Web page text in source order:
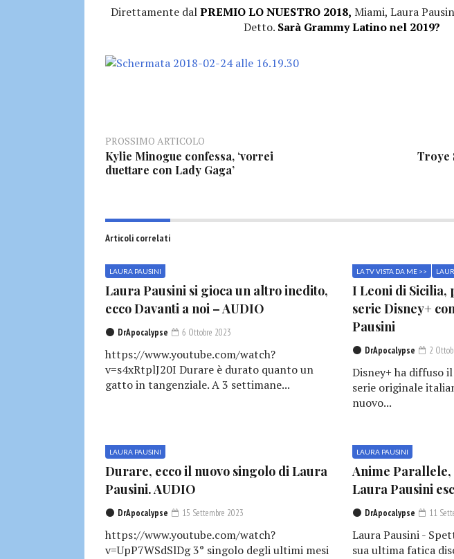
Direttamente dalPREMIO LO NUESTRO 2018, Miami, Laura
Detto. Sarà Grammy Latino nel 2019?
PROSSIMO ARTICOLO
Kylie Minogue confessa, ‘vorrei
duettare con Lady Gaga’
Troye
Articoli correlati
LAURA PAUSINI
Laura Pausini si gioca un altro inedito,
ecco Davanti a noi – AUDIO
DrApocalypse 6 Ottobre 2023
https://www.youtube.com/watch?
v=s4xRtplJ20I Durare è durato quanto un
gatto in tangenziale. A 3 settimane...
LA TV VISTA DA ME >>
I Leoni di
serie Disney+
Pausini
DrApocalypse 2
Disney+ ha diffuso
serie originale
nuovo...
LAURA PAUSINI
Durare, ecco il nuovo singolo di Laura
Pausini. AUDIO
DrApocalypse 15 Settembre 2023
https://www.youtube.com/watch?
v=UpP7WSdSlDg 3° singolo degli ultimi mesi
LAURA PAUSINI
Anime Parallele,
Laura Pausini
DrApocalypse 11
Laura Pausini -
sua ultima fatica